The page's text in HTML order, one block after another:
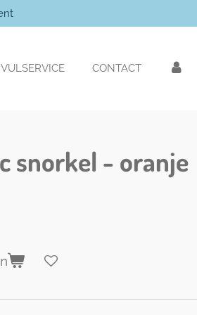
VULSERVICE CONTACT
snorkel - oranje